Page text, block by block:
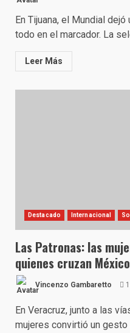
En Tijuana, el Mundial
todo en el marcador. La
Leer Más
Destacado Internacional
Las Patronas: las
quienes cruzan
Vincenzo Gambaretto
En Veracruz, junto a las
mujeres convirtió un gesto